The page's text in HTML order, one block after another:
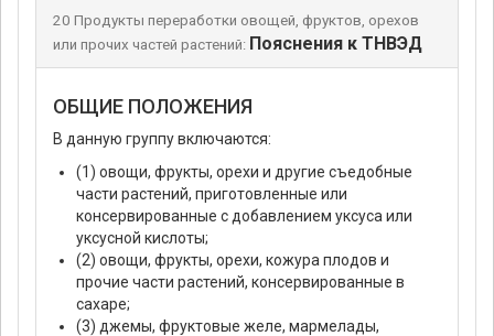
20 Продукты переработки овощей, фруктов, орехов
или прочих частей растений: Пояснения к ТНВЭД
ОБЩИЕ ПОЛОЖЕНИЯ
В данную группу включаются:
(1) овощи, фрукты, орехи и другие съедобные
части растений, приготовленные или
консервированные с добавлением уксуса или
уксусной кислоты;
(2) овощи, фрукты, орехи, кожура плодов и
прочие части растений, консервированные в
сахаре;
(3) джемы, фруктовые желе, мармелады,